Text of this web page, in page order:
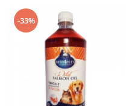
-33%